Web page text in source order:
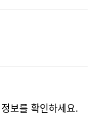
보를 확인하세요.